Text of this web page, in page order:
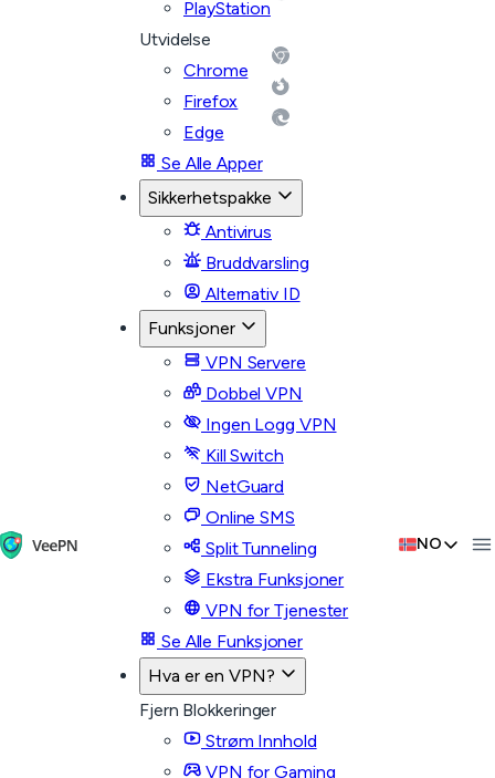
PlayStation
Utvidelse
Chrome
Firefox
Edge
Se Alle Apper
Sikkerhetspakke
Antivirus
Bruddvarsling
Alternativ ID
Funksjoner
VPN Servere
Dobbel VPN
Ingen Logg VPN
Kill Switch
NetGuard
Online SMS
Split Tunneling
Ekstra Funksjoner
VPN for Tjenester
Se Alle Funksjoner
Hva er en VPN?
Fjern Blokkeringer
Strøm Innhold
VPN for Gaming
NO